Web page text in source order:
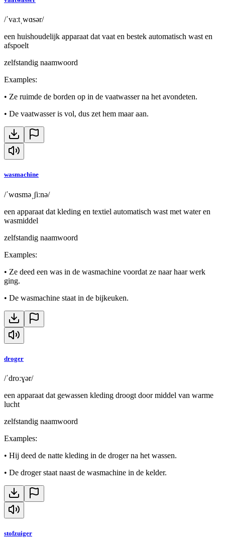
/ˈvaːtˌwɑsər/
een huishoudelijk apparaat dat vaat en bestek automatisch wast en
afspoelt
zelfstandig naamwoord
Examples:
• Ze ruimde de borden op in de vaatwasser na het avondeten.
• De vaatwasser is vol, dus zet hem maar aan.
wasmachine
/ˈwɑsməˌʃiːnə/
een apparaat dat kleding en textiel automatisch wast met water en
wasmiddel
zelfstandig naamwoord
Examples:
• Ze deed een was in de wasmachine voordat ze naar haar werk
ging.
• De wasmachine staat in de bijkeuken.
droger
/ˈdroːɣər/
een apparaat dat gewassen kleding droogt door middel van warme
lucht
zelfstandig naamwoord
Examples:
• Hij deed de natte kleding in de droger na het wassen.
• De droger staat naast de wasmachine in de kelder.
stofzuiger